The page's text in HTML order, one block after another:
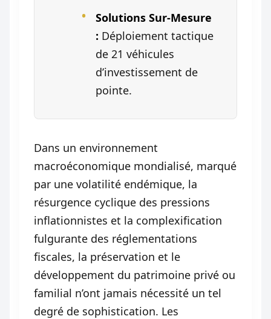
Solutions Sur-Mesure
: Déploiement tactique
de 21 véhicules
d’investissement de
pointe.
Dans un environnement
macroéconomique mondialisé, marqué
par une volatilité endémique, la
résurgence cyclique des pressions
inflationnistes et la complexification
fulgurante des réglementations
fiscales, la préservation et le
développement du patrimoine privé ou
familial n’ont jamais nécessité un tel
degré de sophistication. Les